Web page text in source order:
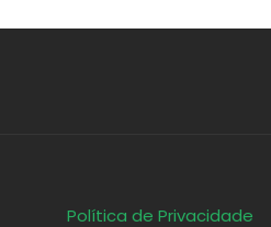
Política de Privacidade